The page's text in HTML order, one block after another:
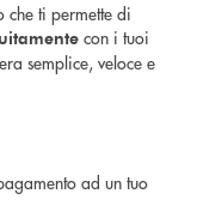
che ti permette di
con i tuoi
semplice, veloce e
ad un tuo